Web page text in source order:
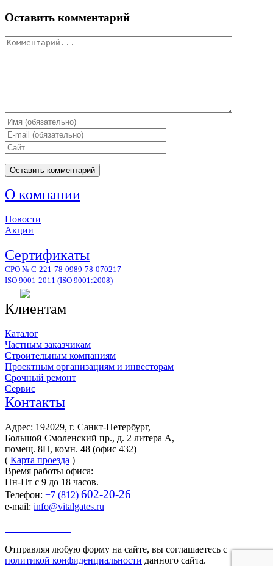
Оставить комментарий
Комментарий
О компании
Новости
Акции
Сертификаты
СРО № С-221-78-0989-78-070217
ISO 9001-2011 (ISO 9001:2008)
Клиентам
Каталог
Частным заказчикам
Строительным компаниям
Проектным организациям и инвесторам
Срочный ремонт
Сервис
Контакты
Адрес: 192029, г. Санкт-Петербург,
Большой Смоленский пр., д. 2 литера А,
помещ. 8Н, комн. 48 (офис 432)
( Карта проезда )
Время работы офиса:
Пн-Пт с 9 до 18 часов.
Телефон: +7 (812) 602-20-26
e-mail: info@vitalgates.ru
Отправляя любую форму на сайте, вы соглашаетесь с
политикой конфиденциальности данного сайта.